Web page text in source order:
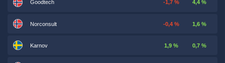
Goodtech -1,7 % 4,4 %
Norconsult -0,4 % 1,6 %
Karnov 1,9 % 0,7 %